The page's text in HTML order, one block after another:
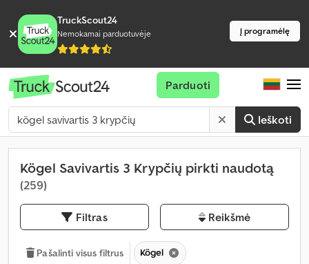
TruckScout24
Nemokamai parduotuvėje Į programėlę
Ieškoti
Parduoti
Kögel Savivartis 3 Krypčių pirkti naudotą
(259)
Filtras Reikšmė
Pašalinti visus filtrus Kögel